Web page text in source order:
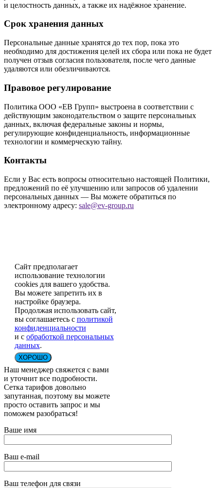
и целостность данных, а также их надёжное хранение.
Срок хранения данных
Персональные данные хранятся до тех пор, пока это
необходимо для достижения целей их сбора или пока не будет
получен отзыв согласия пользователя, после чего данные
удаляются или обезличиваются.
Правовое регулирование
Политика ООО «ЕВ Групп» выстроена в соответствии с
действующим законодательством о защите персональных
данных, включая федеральные законы и нормы,
регулирующие конфиденциальность, информационные
технологии и коммерческую тайну.
Контакты
Если у Вас есть вопросы относительно настоящей Политики,
предложений по её улучшению или запросов об удалении
персональных данных — Вы можете обратиться по
электронному адресу: sale@ev-group.ru
Сайт предполагает
использование технологии
cookies для вашего удобства.
Вы можете запретить их в
настройке браузера.
Продолжая использовать сайт,
вы соглашаетесь с политикой
конфиденциальности
и с обработкой персональных
данных.
ХОРОШО
Наш менеджер свяжется с вами
и уточнит все подробности.
Сетка тарифов довольно
запутанная, поэтому вы можете
просто оставить запрос и мы
поможем разобраться!
Ваше имя
Ваш e-mail
Ваш телефон для связи